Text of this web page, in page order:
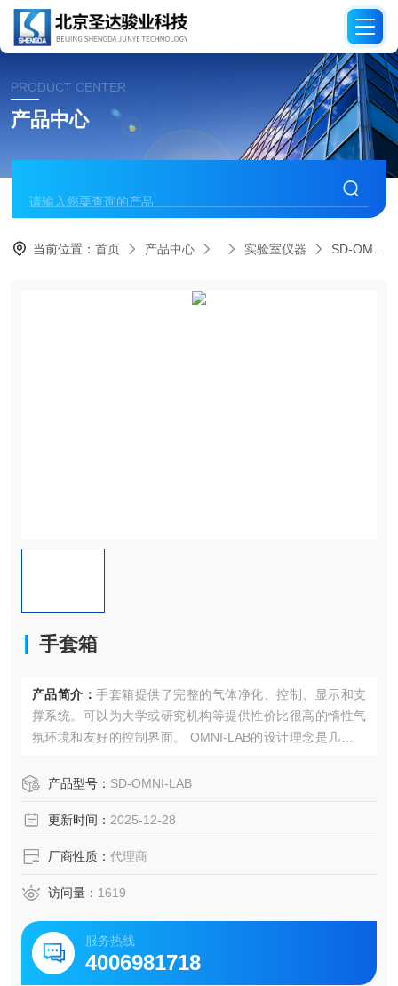
PRODUCT CENTER
产品中心
当前位置：首页 产品中心 实验室仪器 SD-OMNI-LAB手套箱
手套箱
产品简介： 手套箱提供了完整的气体净化、控制、显示和支
撑系统。可以为大学或研究机构等提供性价比很高的惰性气
氛环境和友好的控制界面。 OMNI-LAB的设计理念是几十年
阀门等都可以单手操作，易于控制。PLC验证系统可以保证
选单面单箱体或双箱体（参见VAC102282双箱体）
产品型号： SD-OMNI-LAB
更新时间： 2025-12-28
厂商性质： 代理商
访问量： 1619
服务热线
4006981718